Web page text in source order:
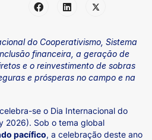
do Cooperativismo, Sistema
financeira, a geração de
e o reinvestimento de sobras
e prósperas no campo e na
se o Dia Internacional do
2026). Sob o tema global
pacífico, a celebração deste ano